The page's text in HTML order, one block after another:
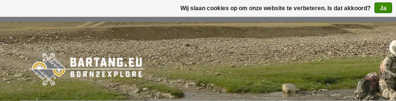
DESKUNDIG ADVIES, PERSOONLIJKE SERVICE!
Wij slaan cookies op om onze website te verbeteren. Is dat akkoord? Ja